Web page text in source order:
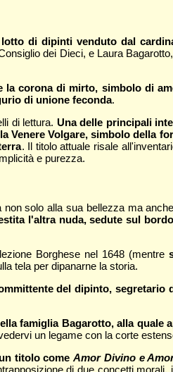
di dipinti venduto dal
dei Dieci, e Laura
corona di mirto, simbolo di
di unione feconda.
di lettura. Una delle principali
Venere Volgare, simbolo della
. Il titolo attuale risale
e purezza.
solo alla sua bellezza ma
l'altra nuda, sedute sul
Borghese nel 1648 (mentre
tela per dipanarne la storia.
del dipinto, segretario
famiglia Bagarotto, alla quale
un legame con la corte
titolo comeAmor Divino e